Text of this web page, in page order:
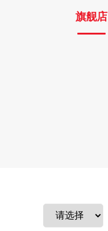
旗舰店